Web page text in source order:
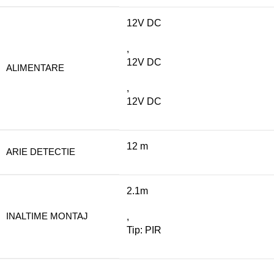
ALIMENTARE
12V DC
,
12V DC
,
12V DC
ARIE DETECTIE
12 m
INALTIME MONTAJ
2.1m
,
Tip: PIR